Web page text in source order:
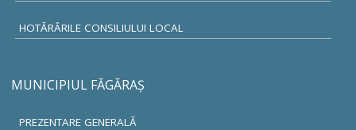
HOTĂRÂRILE CONSILIULUI LOCAL
MUNICIPIUL FĂGĂRAŞ
PREZENTARE GENERALĂ